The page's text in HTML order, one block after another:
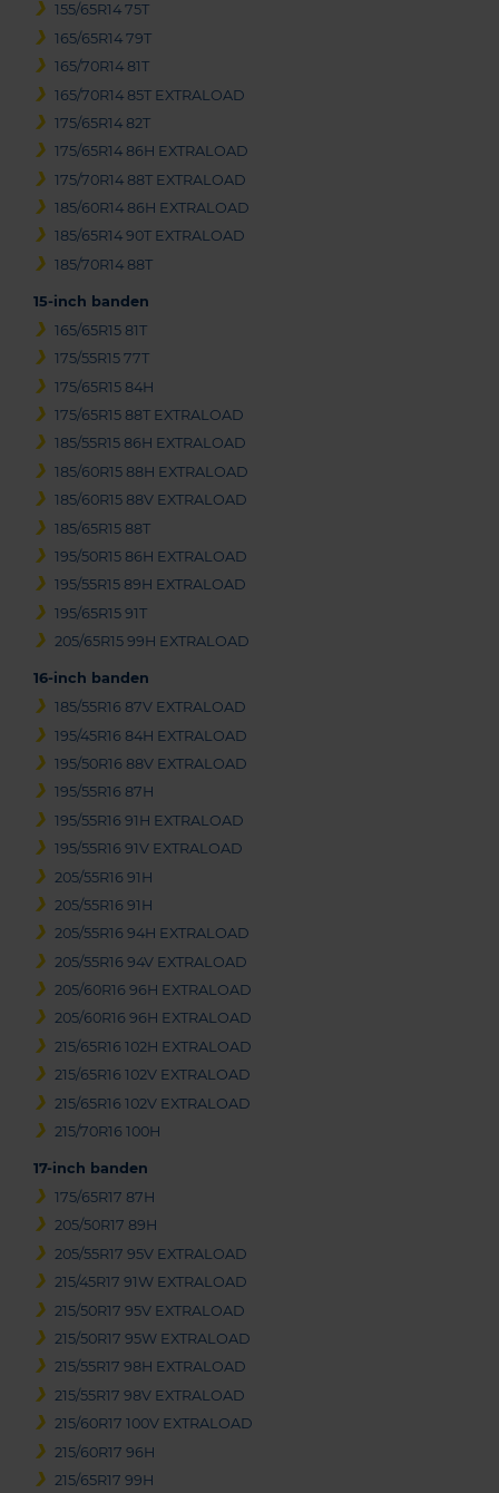
155/65R14 75T
165/65R14 79T
165/70R14 81T
165/70R14 85T EXTRALOAD
175/65R14 82T
175/65R14 86H EXTRALOAD
175/70R14 88T EXTRALOAD
185/60R14 86H EXTRALOAD
185/65R14 90T EXTRALOAD
185/70R14 88T
15-inch banden
165/65R15 81T
175/55R15 77T
175/65R15 84H
175/65R15 88T EXTRALOAD
185/55R15 86H EXTRALOAD
185/60R15 88H EXTRALOAD
185/60R15 88V EXTRALOAD
185/65R15 88T
195/50R15 86H EXTRALOAD
195/55R15 89H EXTRALOAD
195/65R15 91T
205/65R15 99H EXTRALOAD
16-inch banden
185/55R16 87V EXTRALOAD
195/45R16 84H EXTRALOAD
195/50R16 88V EXTRALOAD
195/55R16 87H
195/55R16 91H EXTRALOAD
195/55R16 91V EXTRALOAD
205/55R16 91H
205/55R16 91H
205/55R16 94H EXTRALOAD
205/55R16 94V EXTRALOAD
205/60R16 96H EXTRALOAD
205/60R16 96H EXTRALOAD
215/65R16 102H EXTRALOAD
215/65R16 102V EXTRALOAD
215/65R16 102V EXTRALOAD
215/70R16 100H
17-inch banden
175/65R17 87H
205/50R17 89H
205/55R17 95V EXTRALOAD
215/45R17 91W EXTRALOAD
215/50R17 95V EXTRALOAD
215/50R17 95W EXTRALOAD
215/55R17 98H EXTRALOAD
215/55R17 98V EXTRALOAD
215/60R17 100V EXTRALOAD
215/60R17 96H
215/65R17 99H